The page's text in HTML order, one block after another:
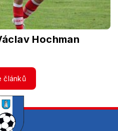
Hochman
článků